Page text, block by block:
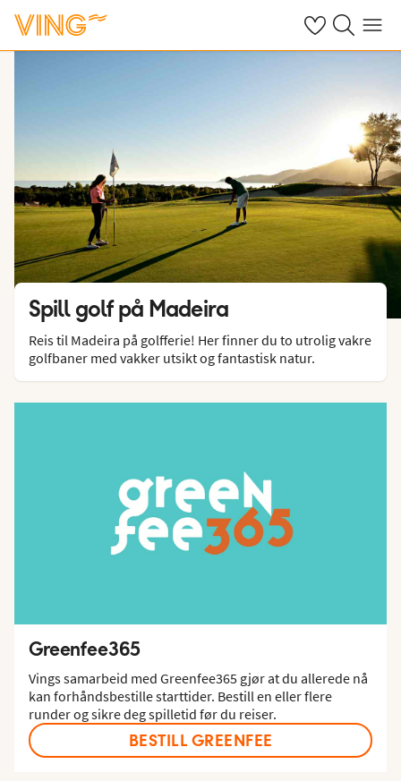
Se dine sparte
Søk påMeny
Spill golf på Madeira
Reis til Madeira på golfferie! Her finner du to utrolig vakre
golfbaner med vakker utsikt og fantastisk natur.
Greenfee365
Vings samarbeid med Greenfee365 gjør at du allerede nå
kan forhåndsbestille starttider. Bestill en eller flere
runder og sikre deg spilletid før du reiser.
BESTILL GREENFEE